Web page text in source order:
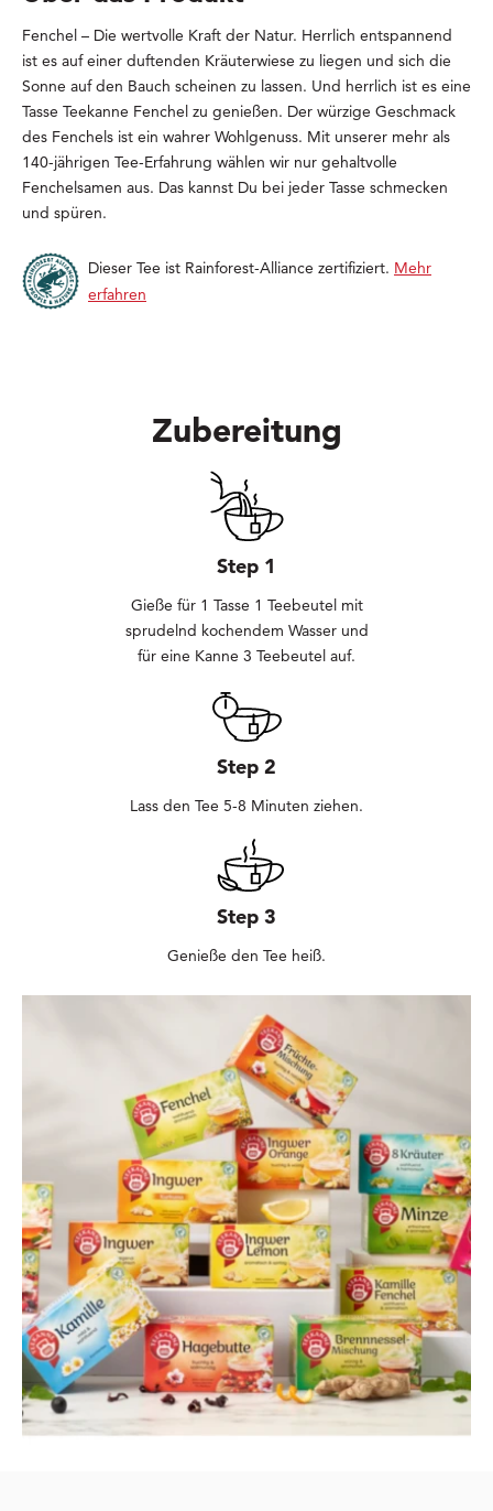
Fenchel – Die wertvolle Kraft der Natur. Herrlich entspannend
ist es auf einer duftenden Kräuterwiese zu liegen und sich die
Sonne auf den Bauch scheinen zu lassen. Und herrlich ist es eine
Tasse Teekanne Fenchel zu genießen. Der würzige Geschmack
des Fenchels ist ein wahrer Wohlgenuss. Mit unserer mehr als
140-jährigen Tee-Erfahrung wählen wir nur gehaltvolle
Fenchelsamen aus. Das kannst Du bei jeder Tasse schmecken
und spüren.
Dieser Tee ist Rainforest-Alliance zertifiziert. Mehr
erfahren
Zubereitung
Step 1
Gieße für 1 Tasse 1 Teebeutel mit
sprudelnd kochendem Wasser und
für eine Kanne 3 Teebeutel auf.
Step 2
Lass den Tee 5-8 Minuten ziehen.
Step 3
Genieße den Tee heiß.